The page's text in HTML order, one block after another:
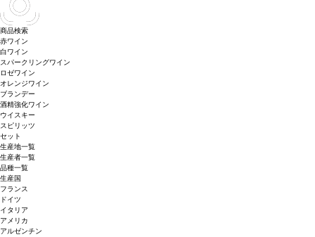
商品検索
赤ワイン
白ワイン
スパークリングワイン
ロゼワイン
オレンジワイン
ブランデー
酒精強化ワイン
ウイスキー
スピリッツ
セット
生産地一覧
生産者一覧
品種一覧
生産国
フランス
ドイツ
イタリア
アメリカ
アルゼンチン